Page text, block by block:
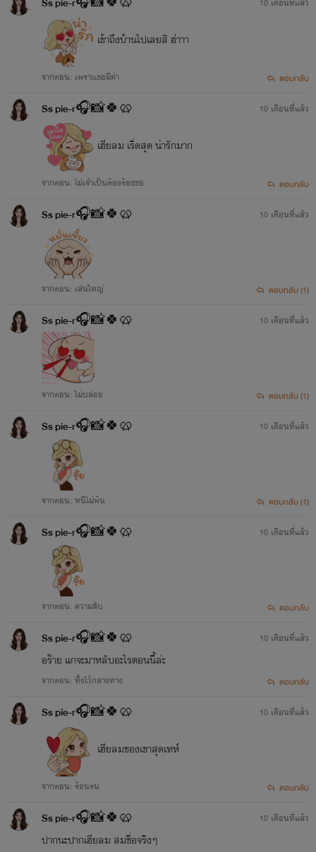
เข้าถึงบ้านไปเลยสิ ฮ่าาา
จากตอน: เพราะเธอมีค่า ตอบกลับ
Ss pie-r🎧📸🍀🥨
เฮียลม เริ่ดสุด น่ารักมาก
จากตอน: ไม่เจำเป็นต้องร้องขอ
10 เดือนที่แล้ว
ตอบกลับ
Ss pie-r🎧📸🍀🥨
จากตอน: เล่นใหญ่
10 เดือนที่แล้ว
ตอบกลับ (1)
Ss pie-r🎧📸🍀🥨
จากตอน: ไม่ปล่อย
10 เดือนที่แล้ว
ตอบกลับ (1)
Ss pie-r🎧📸🍀🥨
จากตอน: หนีไม่พ้น
10 เดือนที่แล้ว
ตอบกลับ (1)
Ss pie-r🎧📸🍀🥨
จากตอน: ความลับ
10 เดือนที่แล้ว
ตอบกลับ
Ss pie-r🎧📸🍀🥨
อร๊าย แกจะมาหลับอะไรตอนนี้ล่ะ
จากตอน: ทิ้งไว้กลางทาง
10 เดือนที่แล้ว
ตอบกลับ
Ss pie-r🎧📸🍀🥨
เฮียลมของเขาสุดเทห์
จากตอน: ร้อนรน
10 เดือนที่แล้ว
ตอบกลับ
Ss pie-r🎧📸🍀🥨
ปากนะปากเฮียลม สมชื่อจริงๆ
10 เดือนที่แล้ว